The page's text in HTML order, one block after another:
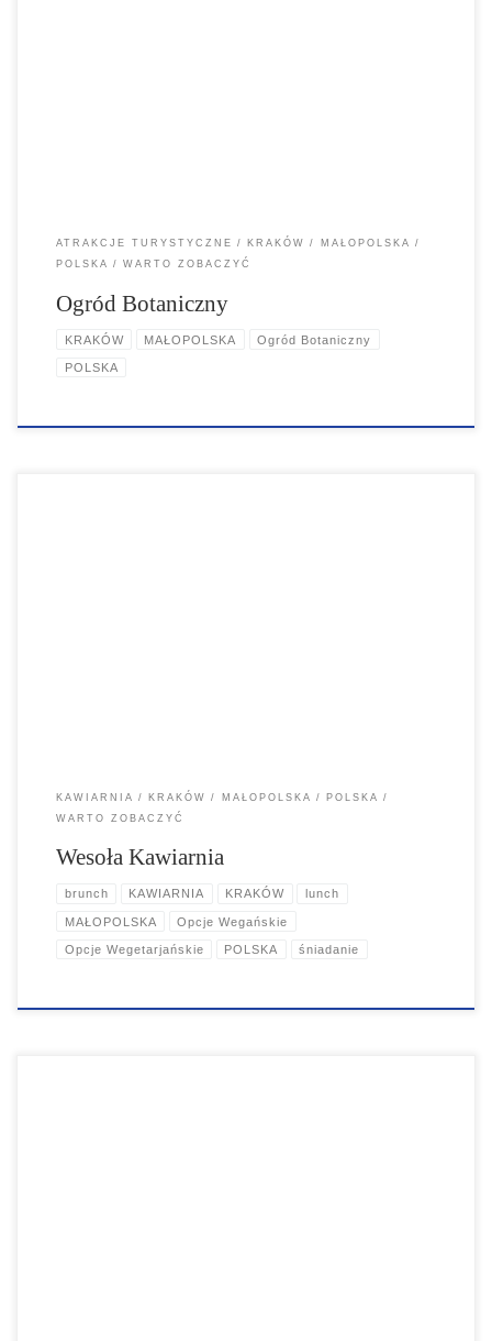
ATRAKCJE TURYSTYCZNE KRAKÓW
MAŁOPOLSKA
POLSKA
WARTO ZOBACZYĆ
Ogród Botaniczny
KRAKÓW MAŁOPOLSKA Ogród Botaniczny
POLSKA
KAWIARNIA KRAKÓW MAŁOPOLSKA
POLSKA
WARTO ZOBACZYĆ
Wesoła Kawiarnia
brunch KAWIARNIA KRAKÓW lunch
MAŁOPOLSKA Opcje Wegańskie
Opcje Wegetarjańskie POLSKA śniadanie